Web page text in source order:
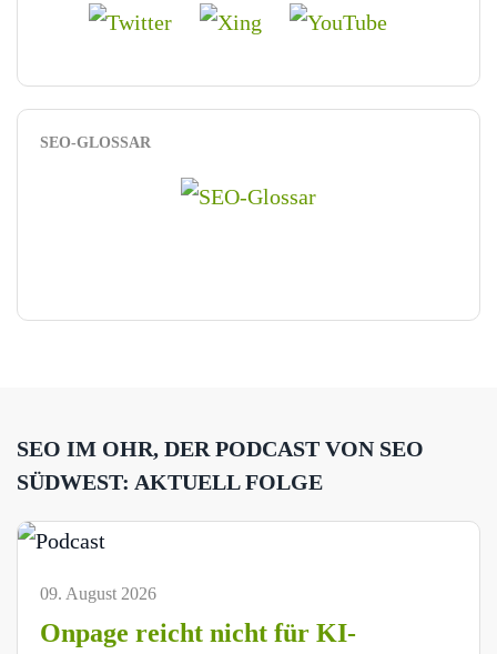
SEO-GLOSSAR
SEO IM OHR, DER PODCAST VON SEO
SÜDWEST: AKTUELL FOLGE
09. August 2026
Onpage reicht nicht für KI-